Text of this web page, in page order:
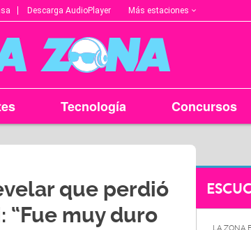
Descarga AudioPlayer Más estaciones
Tecnología Concursos
que perdió
“Fue muy duro